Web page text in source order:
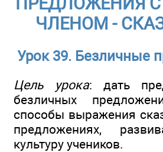
ЧЛЕНОМ -
Урок 39. Безличные
Цель урока: дать
безличных
способы выражения
предложениях,
культуру учеников.